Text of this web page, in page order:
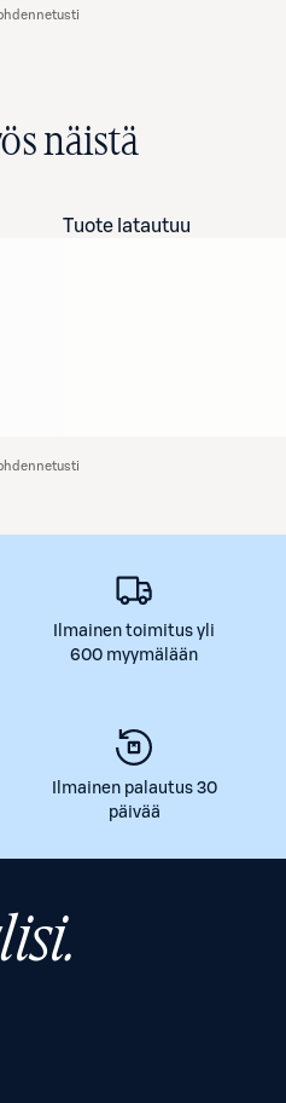
näistä
Tuote latautuu
Ilmainen toimitus yli
600 myymälään
Ilmainen palautus 30
päivää